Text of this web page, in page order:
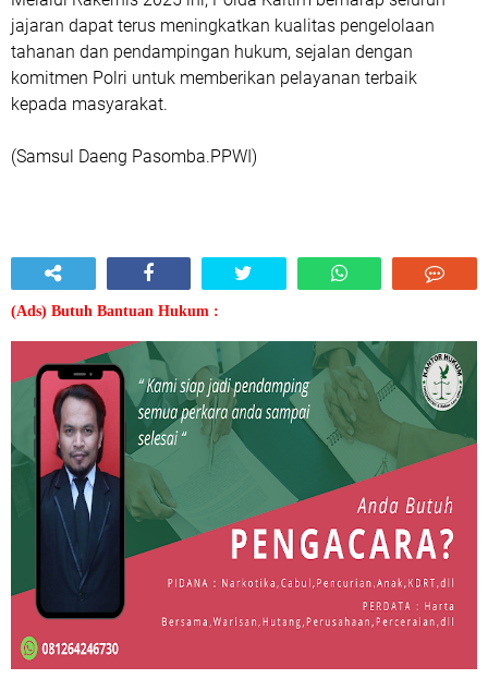
jajaran dapat terus meningkatkan kualitas pengelolaan
tahanan dan pendampingan hukum, sejalan dengan
komitmen Polri untuk memberikan pelayanan terbaik
kepada masyarakat.
(Samsul Daeng Pasomba.PPWI)
(Ads) Butuh Bantuan Hukum :